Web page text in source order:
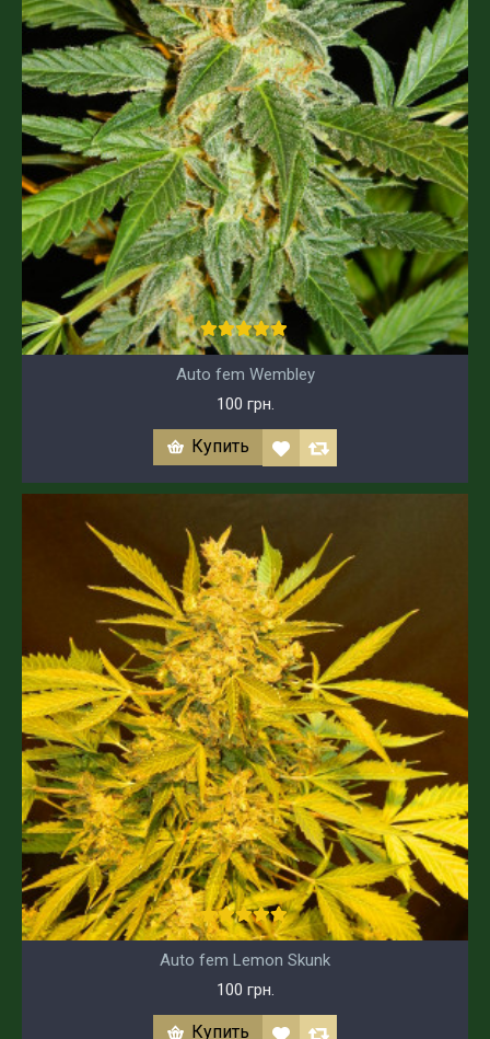
Auto fem Wembley
100 грн.
Купить
Auto fem Lemon Skunk
100 грн.
Купить